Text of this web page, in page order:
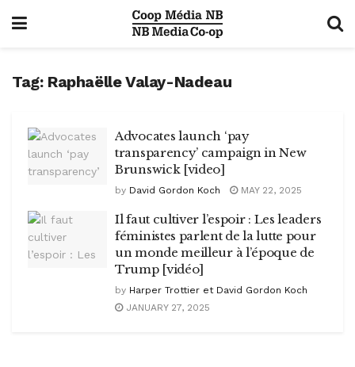
Tag: Raphaëlle Valay-Nadeau
Advocates launch ‘pay
transparency’ campaign in New
Brunswick [video]
by David Gordon Koch MAY 22, 2025
Il faut cultiver l’espoir : Les leaders
féministes parlent de la lutte pour
un monde meilleur à l’époque de
Trump [vidéo]
by Harper Trottier et David Gordon Koch
JANUARY 27, 2025